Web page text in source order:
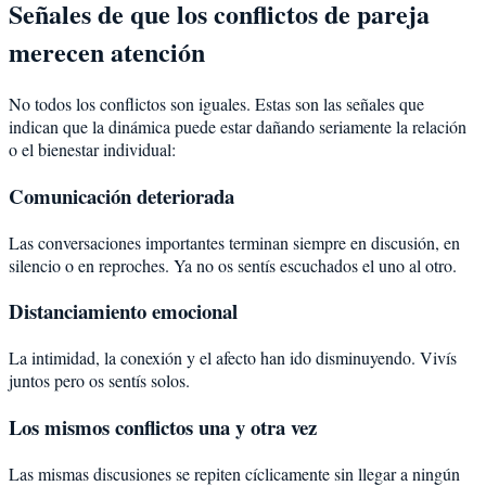
Señales de que los conflictos de pareja
merecen atención
No todos los conflictos son iguales. Estas son las señales que
indican que la dinámica puede estar dañando seriamente la relación
o el bienestar individual:
Comunicación deteriorada
Las conversaciones importantes terminan siempre en discusión, en
silencio o en reproches. Ya no os sentís escuchados el uno al otro.
Distanciamiento emocional
La intimidad, la conexión y el afecto han ido disminuyendo. Vivís
juntos pero os sentís solos.
Los mismos conflictos una y otra vez
Las mismas discusiones se repiten cíclicamente sin llegar a ningún